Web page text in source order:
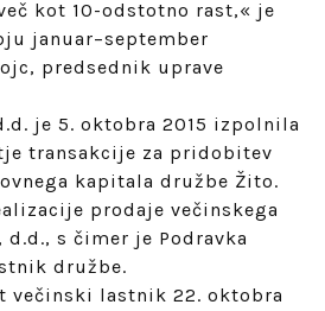
kot 10-odstotno rast,« je
januar–september
predsednik uprave
je 5. oktobra 2015 izpolnila
transakcije za pridobitev
kapitala družbe Žito.
prodaje večinskega
s čimer je Podravka
družbe.
večinski lastnik 22. oktobra